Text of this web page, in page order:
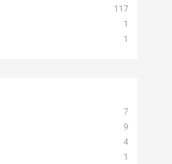
117
1
1
7
9
4
1